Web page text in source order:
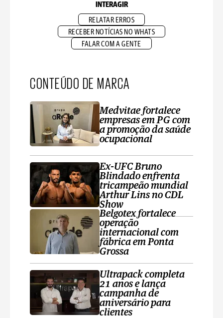
INTERAGIR
RELATAR ERROS
RECEBER NOTÍCIAS NO WHATS
FALAR COM A GENTE
CONTEÚDO DE MARCA
Medvitae fortalece
empresas em PG com
a promoção da saúde
ocupacional
Ex-UFC Bruno
Blindado enfrenta
tricampeão mundial
Arthur Lins no CDL
Show
Belgotex fortalece
operação
internacional com
fábrica em Ponta
Grossa
Ultrapack completa
21 anos e lança
campanha de
aniversário para
clientes